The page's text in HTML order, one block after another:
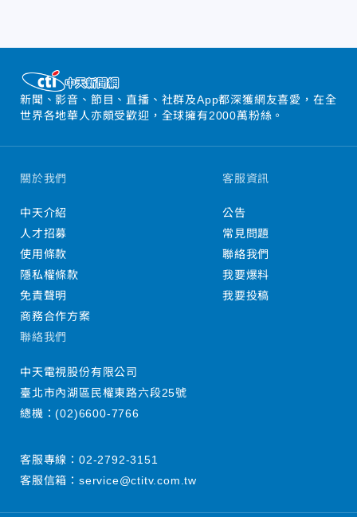
新聞、影音、節目、直播、社群及App都深獲網友喜愛，在全
世界各地華人亦頗受歡迎，全球擁有2000萬粉絲。
關於我們
中天介紹
人才招募
使用條款
隱私權條款
免責聲明
商務合作方案
客服資訊
公告
常見問題
聯絡我們
我要爆料
我要投稿
聯絡我們
中天電視股份有限公司
臺北市內湖區民權東路六段25號
總機：(02)6600-7766
客服專線： 02-2792-3151
客服信箱： service@ctitv.com.tw